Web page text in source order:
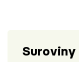
Suroviny